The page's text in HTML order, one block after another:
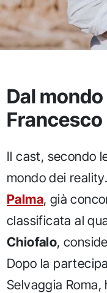
Dal
Il cast, secondo
mondo dei reality.
Palma, già
classificata al
Chiofalo,
Dopo la
Selvaggia